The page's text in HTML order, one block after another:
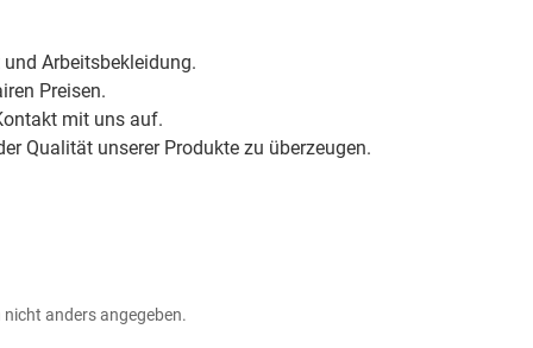
Arbeitsbekleidung.
Preisen.
mit uns auf.
Qualität unserer Produkte zu überzeugen.
anders angegeben.